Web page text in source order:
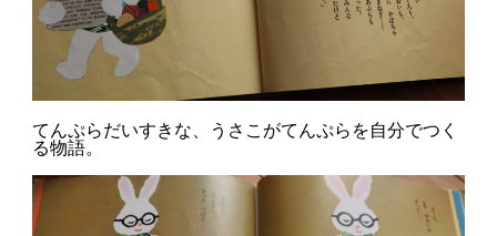
てんぷらだいすきな、うさこがてんぷらを自分でつく
る物語。